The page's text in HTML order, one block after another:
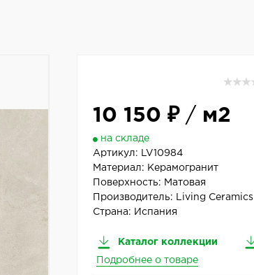
10 150 ₽/ м2
на складе
Артикул:
LV10984
Материал: Керамогранит
Поверхность: Матовая
Производитель:
Living Ceramics
Страна: Испания
Каталог коллекции
Подробнее о товаре